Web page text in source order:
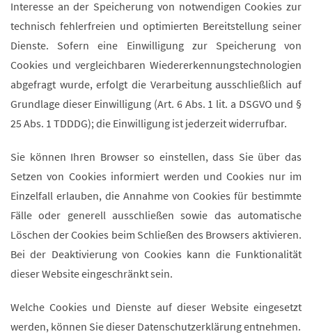
Interesse an der Speicherung von notwendigen Cookies zur
technisch fehlerfreien und optimierten Bereitstellung seiner
Dienste. Sofern eine Einwilligung zur Speicherung von
Cookies und vergleichbaren Wiedererkennungstechnologien
abgefragt wurde, erfolgt die Verarbeitung ausschließlich auf
Grundlage dieser Einwilligung (Art. 6 Abs. 1 lit. a DSGVO und §
25 Abs. 1 TDDDG); die Einwilligung ist jederzeit widerrufbar.
Sie können Ihren Browser so einstellen, dass Sie über das
Setzen von Cookies informiert werden und Cookies nur im
Einzelfall erlauben, die Annahme von Cookies für bestimmte
Fälle oder generell ausschließen sowie das automatische
Löschen der Cookies beim Schließen des Browsers aktivieren.
Bei der Deaktivierung von Cookies kann die Funktionalität
dieser Website eingeschränkt sein.
Welche Cookies und Dienste auf dieser Website eingesetzt
werden, können Sie dieser Datenschutzerklärung entnehmen.